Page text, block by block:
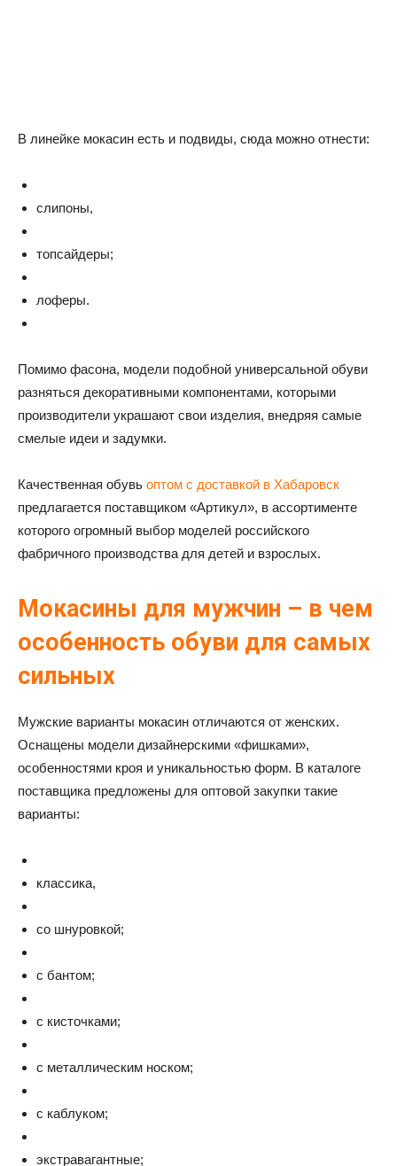
В линейке мокасин есть и подвиды, сюда можно отнести:
слипоны,
топсайдеры;
лоферы.
Помимо фасона, модели подобной универсальной обуви
разняться декоративными компонентами, которыми
производители украшают свои изделия, внедряя самые
смелые идеи и задумки.
Качественная обувь оптом с доставкой в Хабаровск
предлагается поставщиком «Артикул», в ассортименте
которого огромный выбор моделей российского
фабричного производства для детей и взрослых.
Мокасины для мужчин – в чем
особенность обуви для самых
сильных
Мужские варианты мокасин отличаются от женских.
Оснащены модели дизайнерскими «фишками»,
особенностями кроя и уникальностью форм. В каталоге
поставщика предложены для оптовой закупки такие
варианты:
классика,
со шнуровкой;
с бантом;
с кисточками;
с металлическим носком;
с каблуком;
экстравагантные;